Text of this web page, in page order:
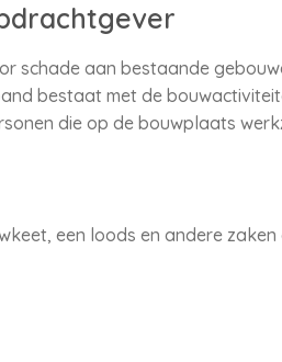
schade aan bestaande
bestaat met de
die op de bouwplaats
een loods en andere